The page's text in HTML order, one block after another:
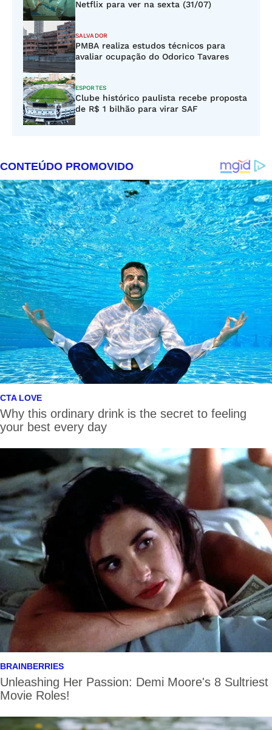
Netflix para ver na sexta (31/07)
SALVADOR
PMBA realiza estudos técnicos para
avaliar ocupação do Odorico Tavares
ESPORTES
Clube histórico paulista recebe proposta
de R$ 1 bilhão para virar SAF